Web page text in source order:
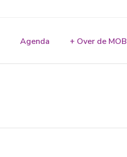
Agenda + Over de MOB